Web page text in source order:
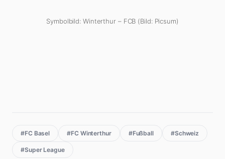
Symbolbild: Winterthur – FCB (Bild: Picsum)
#FC Basel #FC Winterthur #Fußball #Schweiz
#Super League